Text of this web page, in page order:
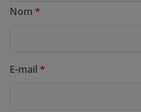
Nom *
E-mail *